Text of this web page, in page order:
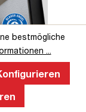
fördert
bestmögliche
...